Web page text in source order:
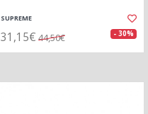
SUPREME
31,15€ 44,50€ - 30%